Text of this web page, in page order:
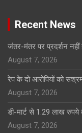
Recent News
जंतर-मंतर पर प्रदर्शन नहीं
August 7, 2026
रेप के दो आरोपियों को
August 7, 2026
डी-मार्ट से 1.29 लाख रुपये
August 7, 2026